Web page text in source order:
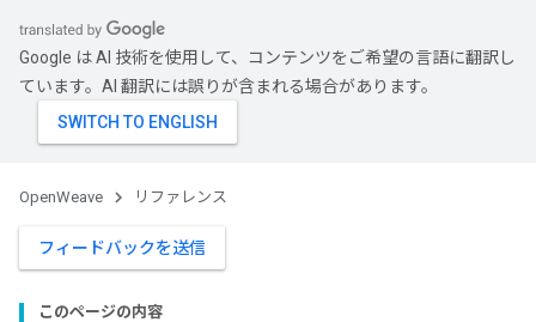
Google は AI 技術を使用して、コンテンツをご希望の言語に翻訳し
ています。AI 翻訳には誤りが含まれる場合があります。
OpenWeave リファレンス
フィードバックを送信
このページの内容